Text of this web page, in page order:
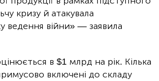
кризу й атакувала
ведення війни» — заявила
в $1 млрд на рік. Кілька
включені до складу